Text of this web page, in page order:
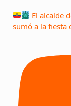
El alcalde
sumó a la fiesta